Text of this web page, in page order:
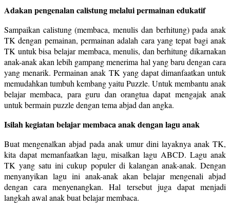
Adakan pengenalan calistung melalui permainan edukatif
Sampaikan calistung (membaca, menulis dan berhitung) pada anak
TK dengan pemainan, permainan adalah cara yang tepat bagi anak
TK untuk bisa belajar membaca, menulis, dan berhitung dikarnakan
anak-anak akan lebih gampang menerima hal yang baru dengan cara
yang menarik. Permainan anak TK yang dapat dimanfaatkan untuk
memudahkan tumbuh kembang yaitu Puzzle. Untuk membantu anak
belajar membaca, para guru dan orangtua dapat mengajak anak
untuk bermain puzzle dengan tema abjad dan angka.
Isilah kegiatan belajar membaca anak dengan lagu anak
Buat mengenalkan abjad pada anak umur dini layaknya anak TK,
kita dapat memanfaatkan lagu, misalkan lagu ABCD. Lagu anak
TK yang satu ini cukup populer di kalangan anak-anak. Dengan
menyanyikan lagu ini anak-anak akan belajar mengenali abjad
dengan cara menyenangkan. Hal tersebut juga dapat menjadi
langkah awal anak buat belajar membaca.